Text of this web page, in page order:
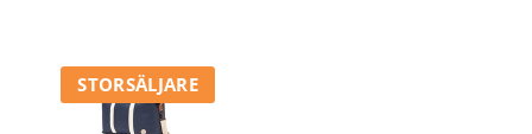
STORSÄLJARE